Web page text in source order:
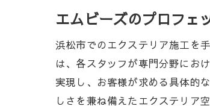
エムビーズのプロフェ
浜松市でのエクステリア施工を
は、各スタッフが専門分野にお
実現し、お客様が求める具体的
しさを兼ね備えたエクステリア